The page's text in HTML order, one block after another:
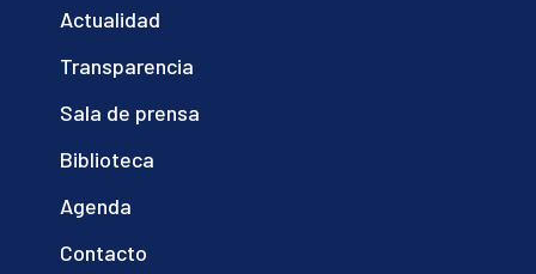
Actualidad
Transparencia
Sala de prensa
Biblioteca
Agenda
Contacto